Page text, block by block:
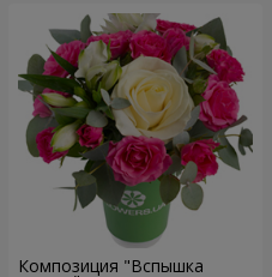
Композиция "Вспышка